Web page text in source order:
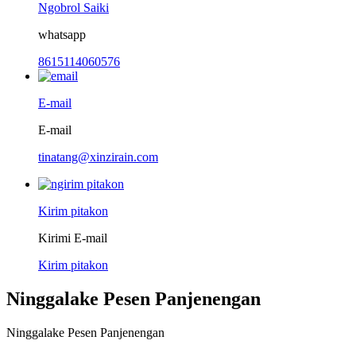
Ngobrol Saiki
whatsapp
8615114060576
E-mail
E-mail
tinatang@xinzirain.com
Kirim pitakon
Kirimi E-mail
Kirim pitakon
Ninggalake Pesen Panjenengan
Ninggalake Pesen Panjenengan